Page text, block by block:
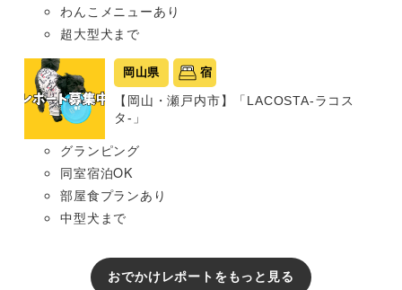
わんこメニューあり
超大型犬まで
岡山県 宿
【岡山・瀬戸内市】「LACOSTA-ラコス
タ-」
グランピング
同室宿泊OK
部屋食プランあり
中型犬まで
おでかけレポートをもっと見る